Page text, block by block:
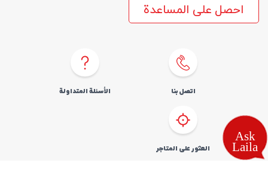
احصل على المساعدة
اتصل بنا الأسئلة المتداولة
العثور علی المتاجر